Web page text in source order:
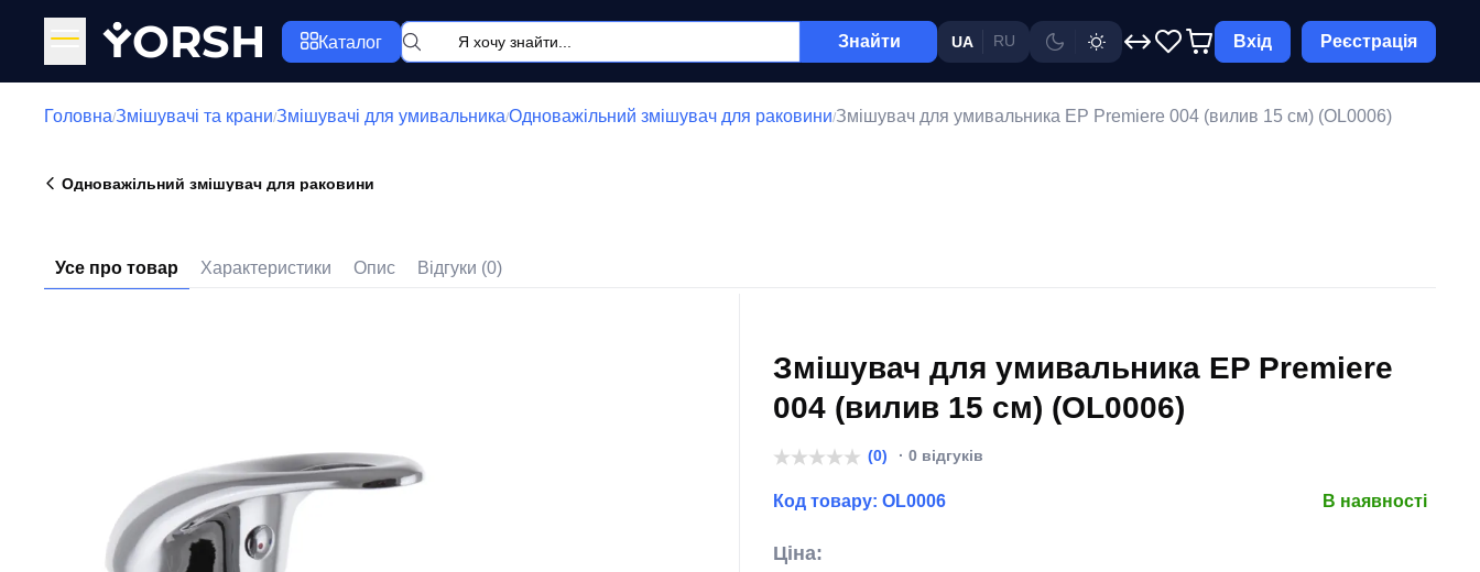
YORSH Каталог Знайти UA RU Вхід Реєстрація
Головна/Змішувачі та крани/Змішувачі для умивальника/Одноважільний змішувач для раковини/Змішувач для умивальника EP Premiere 004 (вилив 15 см) (OL0006)
Одноважільний змішувач для раковини
Усе про товар Характеристики Опис Відгуки (0)
Змішувач для умивальника EP Premiere
004 (вилив 15 см) (OL0006)
(0) · 0 відгуків
Код товару: OL0006 В наявності
Ціна: